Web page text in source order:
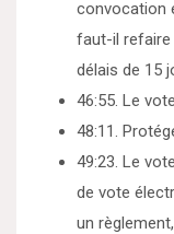
convocation
faut-il refaire
délais de 15
46:55. Le
48:11.
49:23. Le
de vote
un